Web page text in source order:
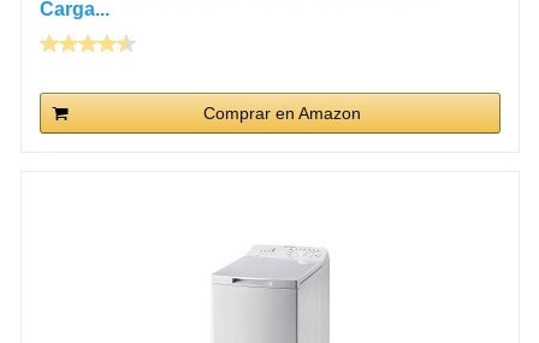
Carga...
Comprar en Amazon